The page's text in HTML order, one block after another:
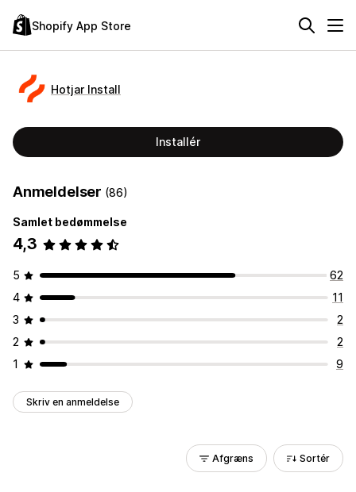
Shopify App Store
Hotjar Install
Installér
Anmeldelser (86)
Samlet bedømmelse
4,3
5
62
4
11
3
2
2
2
1
9
Skriv en anmeldelse
Afgræns Sortér